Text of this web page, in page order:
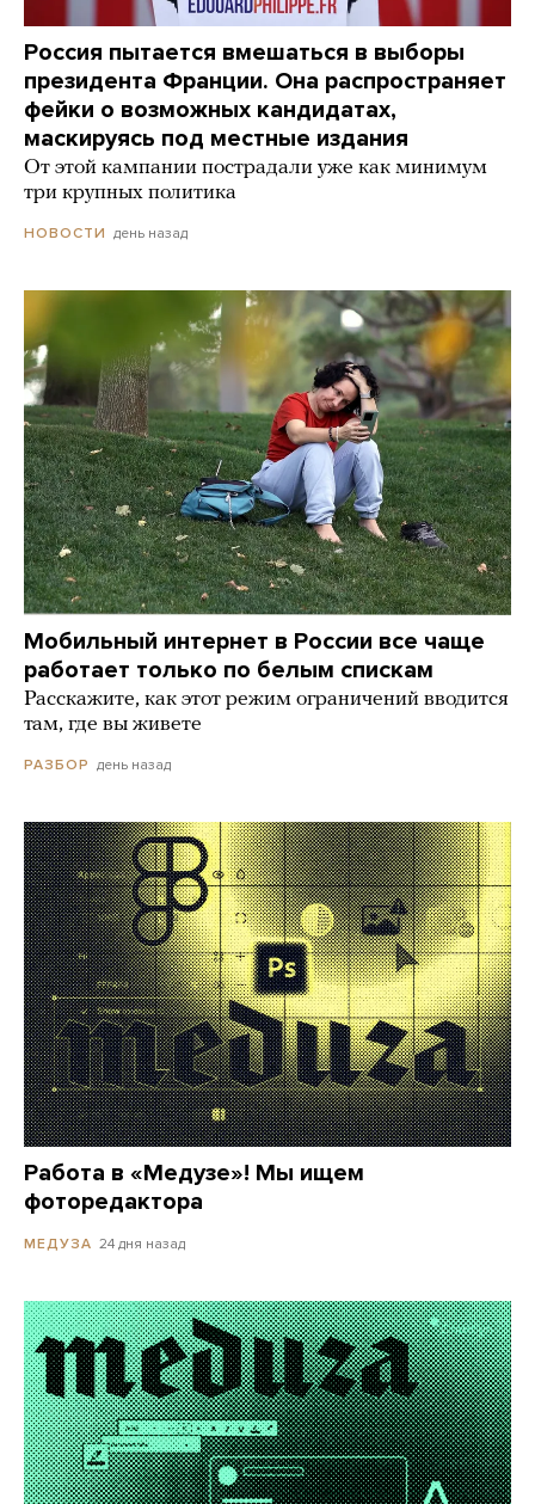
Россия пытается вмешаться в выборы
президента Франции. Она распространяет
фейки о возможных кандидатах,
маскируясь под местные издания
От этой кампании пострадали уже как минимум
три крупных политика
НОВОСТИ день назад
Мобильный интернет в России все чаще
работает только по белым спискам
Расскажите, как этот режим ограничений вводится
там, где вы живете
РАЗБОР день назад
Работа в «Медузе»! Мы ищем
фоторедактора
МЕДУЗА 24 дня назад